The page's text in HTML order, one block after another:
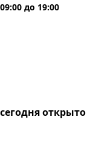
09:00 до 19:00
сегодняоткрыто